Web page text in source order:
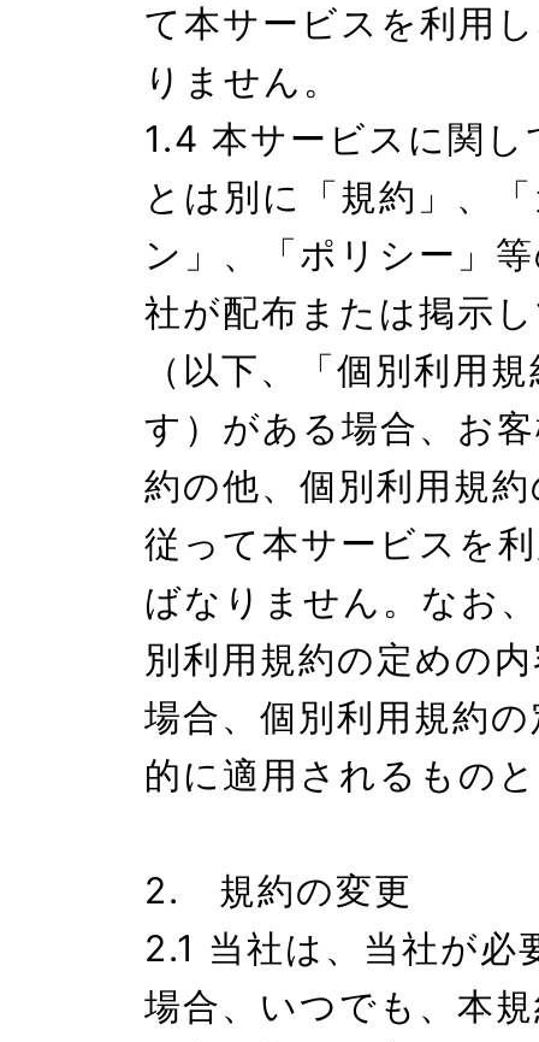
て本サービスを利用
りません。
1.4 本サービスに関し
とは別に「規約」、
ン」、「ポリシー」
社が配布または掲示
（以下、「個別利用
す）がある場合、お
約の他、個別利用規
従って本サービスを
ばなりません。なお
別利用規約の定めの
場合、個別利用規約
的に適用されるもの
2.　規約の変更
2.1 当社は、当社が必
場合、いつでも、本